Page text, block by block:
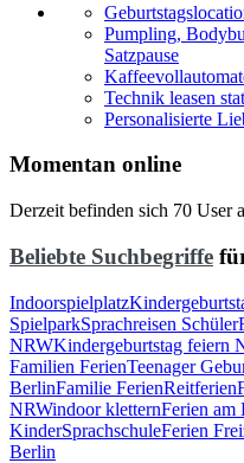
Pumpling,
Satzpause
Technik leasen
Personalisierte
Momentan online
Derzeit befinden sich 70 User
Beliebte Suchbegriffe
Indoorspielplatz
SpielparkSprachreisen Schüler
NRWKindergeburtstag feiern
Familien FerienTeenager
BerlinFamilie FerienReitferien
NRWindoor kletternFerien am
KinderSprachschuleFerien
Berlin